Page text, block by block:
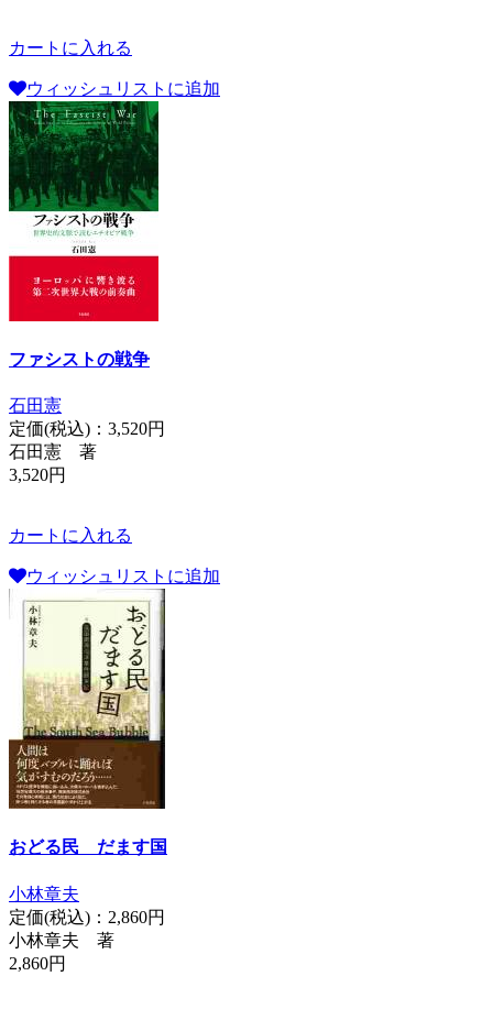
カートに入れる
ウィッシュリストに追加
ファシストの戦争
石田憲
定価(税込)： 3,520円
石田憲 著
3,520円
カートに入れる
ウィッシュリストに追加
おどる民 だます国
小林章夫
定価(税込)： 2,860円
小林章夫 著
2,860円